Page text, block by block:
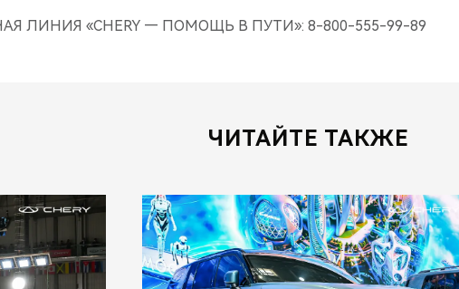
ЛИНИЯ «CHERY — ПОМОЩЬ В ПУТИ»: 8-800-555-99-89
ЧИТАЙТЕ ТАКЖЕ